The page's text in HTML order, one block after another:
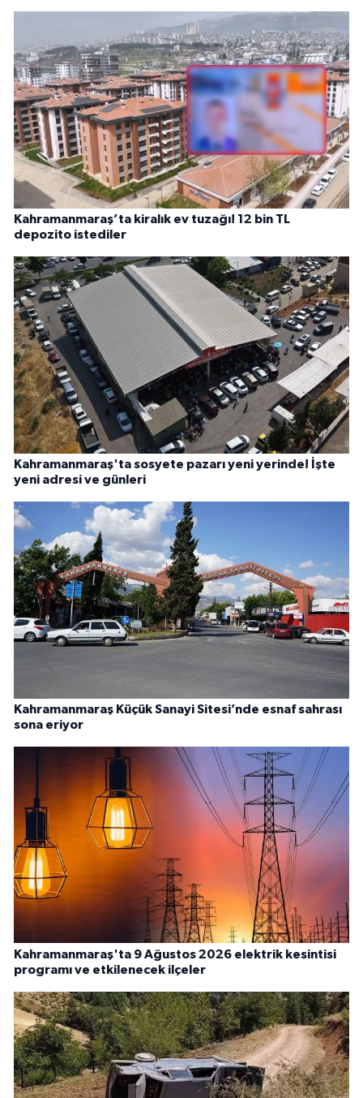
Kahramanmaraş’ta kiralık ev tuzağı! 12 bin TL
depozito istediler
Kahramanmaraş'ta sosyete pazarı yeni yerinde! İşte
yeni adresi ve günleri
Kahramanmaraş Küçük Sanayi Sitesi’nde esnaf sahrası
sona eriyor
Kahramanmaraş'ta 9 Ağustos 2026 elektrik kesintisi
programı ve etkilenecek ilçeler